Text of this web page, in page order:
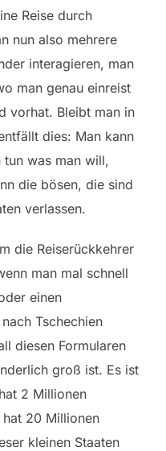
Reise durch
nun also mehrere
interagieren, man
man genau einreist
vorhat. Bleibt man in
dies: Man kann
was man will,
die bösen, die sind
verlassen.
die Reiserückkehrer
man mal schnell
einen
Tschechien
diesen Formularen
groß ist. Es ist
2 Millionen
hat 20 Millionen
kleinen Staaten